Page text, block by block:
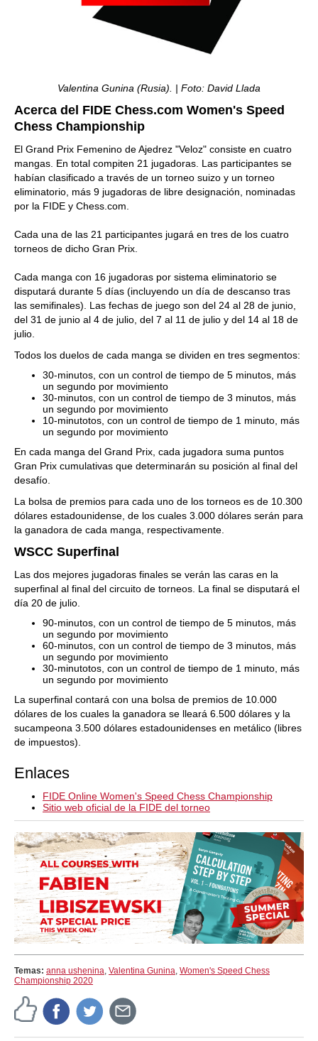
Valentina Gunina (Rusia). | Foto: David Llada
Acerca del FIDE Chess.com Women's Speed
Chess Championship
El Grand Prix Femenino de Ajedrez "Veloz" consiste en cuatro
mangas. En total compiten 21 jugadoras. Las participantes se
habían clasificado a través de un torneo suizo y un torneo
eliminatorio, más 9 jugadoras de libre designación, nominadas
por la FIDE y Chess.com.
Cada una de las 21 participantes jugará en tres de los cuatro
torneos de dicho Gran Prix.
Cada manga con 16 jugadoras por sistema eliminatorio se
disputará durante 5 días (incluyendo un día de descanso tras
las semifinales). Las fechas de juego son del 24 al 28 de junio,
del 31 de junio al 4 de julio, del 7 al 11 de julio y del 14 al 18 de
julio.
Todos los duelos de cada manga se dividen en tres segmentos:
30-minutos, con un control de tiempo de 5 minutos, más
un segundo por movimiento
30-minutos, con un control de tiempo de 3 minutos, más
un segundo por movimiento
10-minutotos, con un control de tiempo de 1 minuto, más
un segundo por movimiento
En cada manga del Grand Prix, cada jugadora suma puntos
Gran Prix cumulativas que determinarán su posición al final del
desafío.
La bolsa de premios para cada uno de los torneos es de 10.300
dólares estadounidense, de los cuales 3.000 dólares serán para
la ganadora de cada manga, respectivamente.
WSCC Superfinal
Las dos mejores jugadoras finales se verán las caras en la
superfinal al final del circuito de torneos. La final se disputará el
día 20 de julio.
90-minutos, con un control de tiempo de 5 minutos, más
un segundo por movimiento
60-minutos, con un control de tiempo de 3 minutos, más
un segundo por movimiento
30-minutotos, con un control de tiempo de 1 minuto, más
un segundo por movimiento
La superfinal contará con una bolsa de premios de 10.000
dólares de los cuales la ganadora se lleará 6.500 dólares y la
sucampeona 3.500 dólares estadounidenses en metálico (libres
de impuestos).
Enlaces
FIDE Online Women's Speed Chess Championship
Sitio web oficial de la FIDE del torneo
Temas: anna ushenina, Valentina Gunina, Women's Speed Chess
Championship 2020